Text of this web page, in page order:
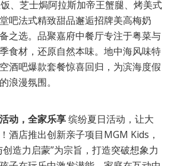
、芝士焗阿拉斯加帝王蟹腿、烤美式
吧法式精致甜品邂逅招牌美高梅奶
之选。品聚嘉府中餐厅专注于粤菜与
食材，还原自然本味。地中海风味特
酒吧爆款套餐惊喜回归，为滨海度假
浪漫氛围。
动，全家乐享缤纷夏日活动，让大
酒店推出创新亲子项目MGM Kids，
造力启蒙”为宗旨，打造突破想象力